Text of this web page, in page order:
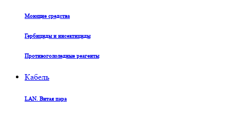
Моющие средства
Гербициды и инсектициды
Противогололедные реагенты
Кабель
LAN. Витая пара